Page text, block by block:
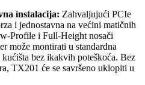
instalacija: Zahvaljujući PCIe
i jednostavna na većini matičnih
Profile i Full-Height nosači
može montirati u standardna
bez ikakvih poteškoća. Bez
TX201 će se savršeno uklopiti u